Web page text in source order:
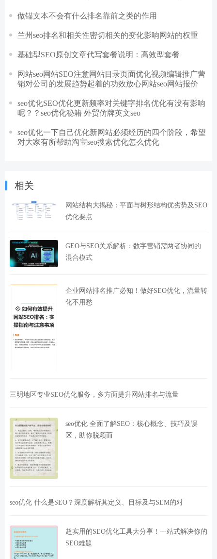
做锚文本不会有什么排名靠前之类的作用
兰州seo排名和相关性密切相关的变化影响网站的权重
基础型SEO原创文章代写套餐说明：高效型套餐
网站seo网站SEO注意网站目录页面优化视频编辑推广营
销对公司的发展趋势起着的功效放心网站seo网站报价
seo优化SEO优化更新频率对关键字排名优化有没有影响
呢？？seo优化秘籍 外贸仿牌英文seo
seo优化一下自己优化新网站必须经历的四个阶段，希望
对大家有所帮助淘宝seo搜索优化怎么优化
相关
网站结构大揭秘：平面与树形结构优劣势及SEO
优化要点
GEO与SEO关系解析：数字营销需两者协同的
混合模式
企业网站排名推广必知！做好SEO优化，流量转
化不用愁
三明地区专业SEO优化服务，多方面提升网站排名与流量
seo优化 全面了解SEO：核心概念、技巧及误
区，助你脱颖而
seo优化 什么是SEO？深度解析其定义、目标及与SEM的对
超实用的SEO优化工具大分享！一站式解决你的
SEO难题